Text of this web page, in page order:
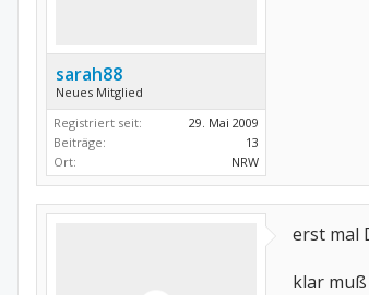
sarah88
Neues Mitglied
Registriert seit:
29. Mai 2009
Beiträge:
13
Ort:
NRW
erst mal
klar